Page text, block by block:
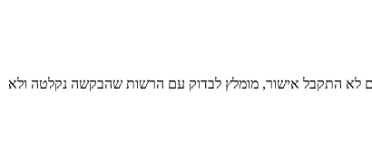
לא התקבל אישור, מומלץ לבדוק עם הרשות שהבקשה נקלטה ולא